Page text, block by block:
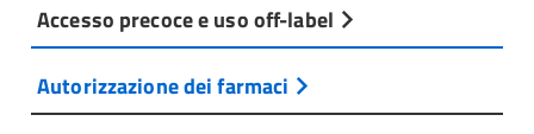
Accesso precoce e uso off-label
Autorizzazione dei farmaci